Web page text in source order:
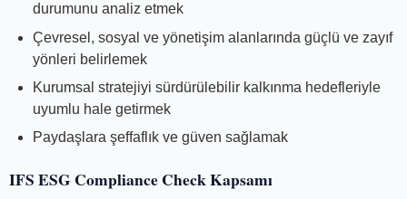
durumunu analiz etmek
Çevresel, sosyal ve yönetişim alanlarında güçlü ve zayıf
yönleri belirlemek
Kurumsal stratejiyi sürdürülebilir kalkınma hedefleriyle
uyumlu hale getirmek
Paydaşlara şeffaflık ve güven sağlamak
IFS ESG Compliance Check Kapsamı